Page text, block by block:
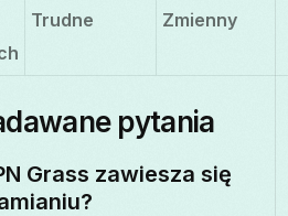
Trudne Zmienny
pytania
Grass zawiesza się